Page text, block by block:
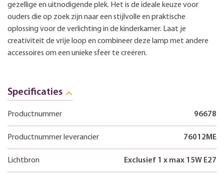
gezellige en uitnodigende plek. Het is de ideale keuze voor
ouders die op zoek zijn naar een stijlvolle en praktische
oplossing voor de verlichting in de kinderkamer. Laat je
creativiteit de vrije loop en combineer deze lamp met andere
accessoires om een unieke sfeer te creëren.
Specificaties
Productnummer 96678
Productnummer leverancier 76012ME
Lichtbron Exclusief 1 x max 15W E27